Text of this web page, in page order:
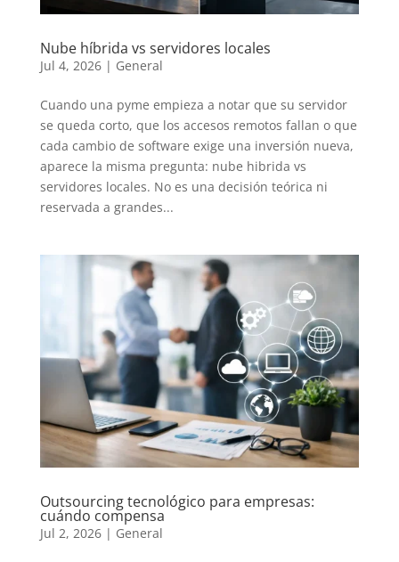
Nube híbrida vs servidores locales
Jul 4, 2026| General
Cuando una pyme empieza a notar que su servidor
se queda corto, que los accesos remotos fallan o que
cada cambio de software exige una inversión nueva,
aparece la misma pregunta: nube hibrida vs
servidores locales. No es una decisión teórica ni
reservada a grandes...
Outsourcing tecnológico para empresas:
cuándo compensa
Jul 2, 2026| General